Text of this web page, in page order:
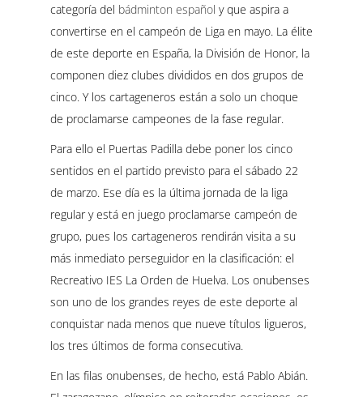
categoría del bádminton español y que aspira a
convertirse en el campeón de Liga en mayo. La élite
de este deporte en España, la División de Honor, la
componen diez clubes divididos en dos grupos de
cinco. Y los cartageneros están a solo un choque
de proclamarse campeones de la fase regular.
Para ello el Puertas Padilla debe poner los cinco
sentidos en el partido previsto para el sábado 22
de marzo. Ese día es la última jornada de la liga
regular y está en juego proclamarse campeón de
grupo, pues los cartageneros rendirán visita a su
más inmediato perseguidor en la clasificación: el
Recreativo IES La Orden de Huelva. Los onubenses
son uno de los grandes reyes de este deporte al
conquistar nada menos que nueve títulos ligueros,
los tres últimos de forma consecutiva.
En las filas onubenses, de hecho, está Pablo Abián.